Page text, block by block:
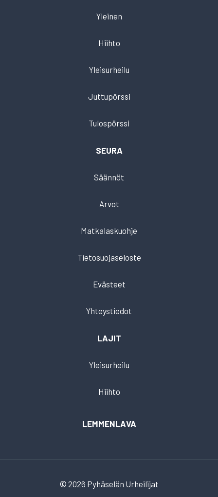
Yleinen
Hiihto
Yleisurheilu
Juttupörssi
Tulospörssi
SEURA
Säännöt
Arvot
Matkalaskuohje
Tietosuojaseloste
Evästeet
Yhteystiedot
LAJIT
Yleisurheilu
Hiihto
LEMMENLAVA
© 2026 Pyhäselän Urheilijat